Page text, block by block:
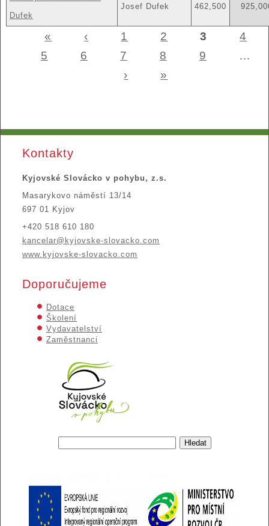
Dufek
Josef Dufek 462,500
Stránky
« ‹ 1 2 3
4
5
6 7 8 9
…
›
»
Kontakty
Kyjovské Slovácko v pohybu, z.s.
Masarykovo náměstí 13/14
697 01 Kyjov
+420 518 610 180
kancelar@kyjovske-slovacko.com
www.kyjovske-slovacko.com
Doporučujeme
Dotace
Školení
Vydavatelství
Zaměstnanci
Hledat